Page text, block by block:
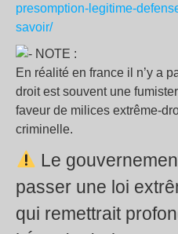
presomption-legitime-
savoir/
NOTE :
En réalité en france il n’y a
droit est souvent une
faveur de milices extrême-
criminelle.
Le
passer une loi
qui remettrait